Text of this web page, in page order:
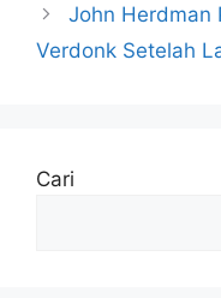
John Herdman
Verdonk Setelah
Cari